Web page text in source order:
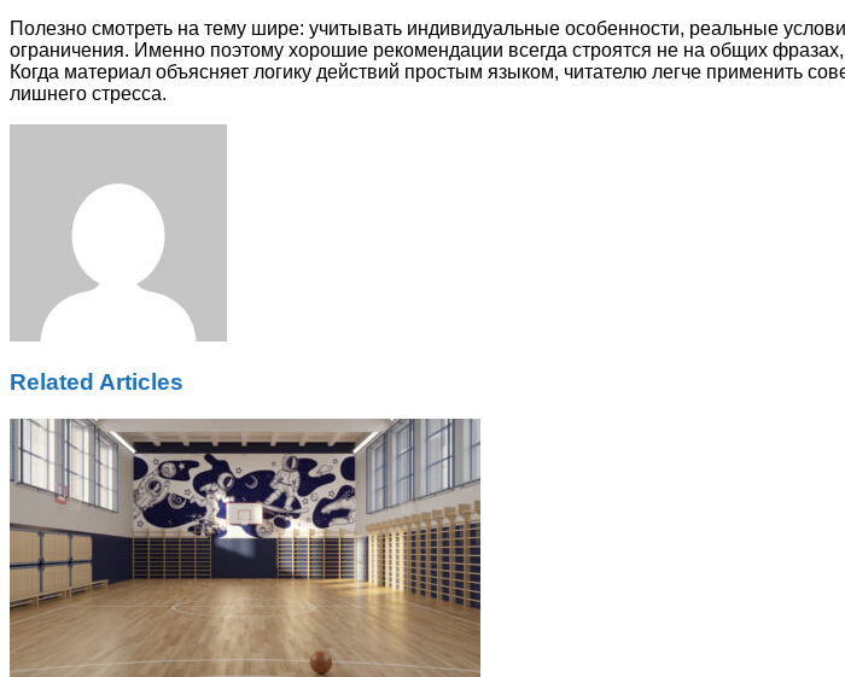
Полезно смотреть на тему шире: учитывать индивидуальные особенности, реальные
ограничения. Именно поэтому хорошие рекомендации всегда строятся не на общих
Когда материал объясняет логику действий простым языком, читателю легче применить
лишнего стресса.
Related Articles